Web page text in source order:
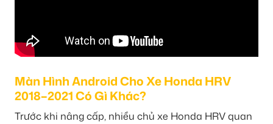
Màn Hình Android Cho Xe Honda HRV
2018–2021 Có Gì Khác?
Trước khi nâng cấp, nhiều chủ xe Honda HRV quan